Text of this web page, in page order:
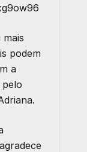
podem
a
pelo